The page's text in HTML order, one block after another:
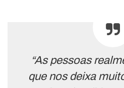
“As pessoas
que nos deixa